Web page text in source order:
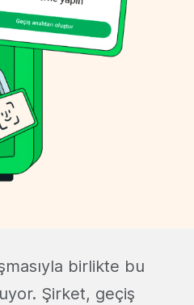
birlikte bu
Şirket, geçiş